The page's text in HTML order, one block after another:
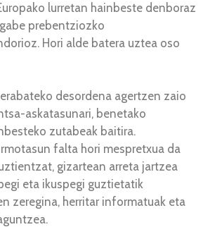
lurretan hainbeste denboraz
prebentziozko
Hori alde batera uztea oso
desordena agertzen zaio
askatasunari, benetako
zutabeak baitira.
falta hori mespretxua da
gizartean arreta jartzea
eta ikuspegi guztietatik
zeregina, herritar informatuak eta